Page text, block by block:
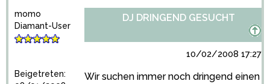
momo
Diamant-User
Beigetreten:
DJ DRINGEND GESUCHT
10/02/2008
Wir suchen immer noch dringend einen